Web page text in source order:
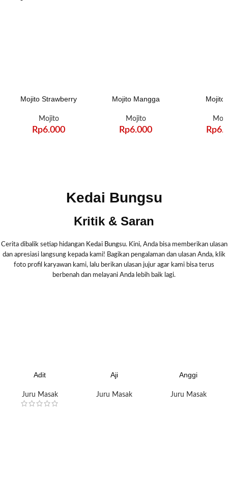
Mojito Strawberry
Mojito
Rp6.000
Mojito Mangga
Mojito
Rp6.000
Mojito
Rp
Kedai Bungsu
Kritik & Saran
Cerita dibalik setiap hidangan Kedai Bungsu. Kini, Anda bisa memberikan ulasan
dan apresiasi langsung kepada kami! Bagikan pengalaman dan ulasan Anda, klik
foto profil karyawan kami, lalu berikan ulasan jujur agar kami bisa terus
berbenah dan melayani Anda lebih baik lagi.
Adit
Juru Masak
Aji
Juru Masak
Anggi
Juru Masak